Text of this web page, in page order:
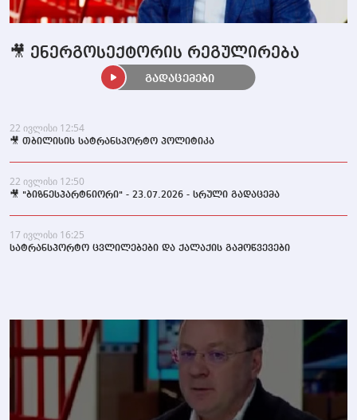
22 ივლისი 12:54
🎥 თბილისის სატრანსპორტო პოლიტიკა
22 ივლისი 12:50
🎥 "ბიზნესპარტნიორი" - 23.07.2026 - სრული გადაცემა
17 ივლისი 16:25
სატრანსპორტო ცვლილებები და ქალაქის გამოწვევები
🎥 ენერგოსექტორის რეგულირება
გადაცემები